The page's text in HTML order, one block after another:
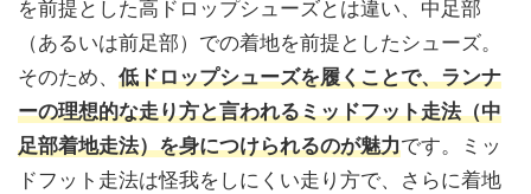
を前提とした高ドロップシューズとは違い、中足部
（あるいは前足部）での着地を前提としたシューズ。
そのため、 低ドロップシューズを履くことで、ランナ
ーの理想的な走り方と言われるミッドフット走法（中
足部着地走法）を身につけられるのが魅力です。ミッ
ドフット走法は怪我をしにくい走り方で、さらに着地